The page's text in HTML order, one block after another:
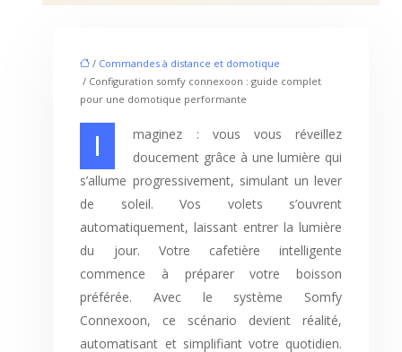
/ Commandes à distance et domotique
/ Configuration somfy connexoon : guide complet
pour une domotique performante
Imaginez : vous vous réveillez
doucement grâce à une lumière qui
s’allume progressivement, simulant un lever
de soleil. Vos volets s’ouvrent
automatiquement, laissant entrer la lumière
du jour. Votre cafetière intelligente
commence à préparer votre boisson
préférée. Avec le système Somfy
Connexoon, ce scénario devient réalité,
automatisant et simplifiant votre quotidien.